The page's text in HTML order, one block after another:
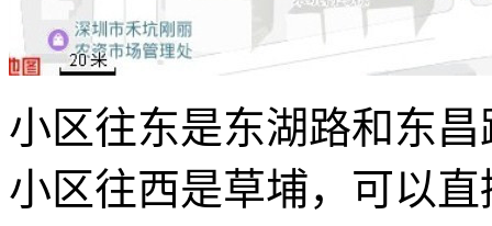
小区往东是东湖路和东
小区往西是草埔，可以